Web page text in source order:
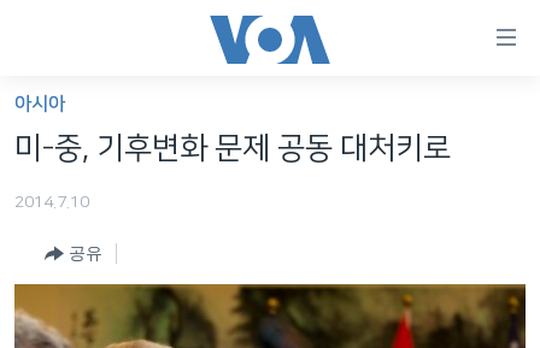
가
능
인
콘
VOD
라디오
FOLLOW US
아시아
미-중, 기후변화 문제 공동 대처키로
2014.7.10
공유